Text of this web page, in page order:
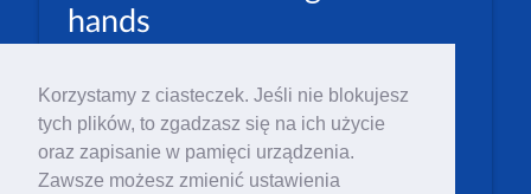
Korzystamy z ciasteczek. Jeśli nie blokujesz
tych plików, to zgadzasz się na ich użycie
oraz zapisanie w pamięci urządzenia.
Zawsze możesz zmienić ustawienia
hands
EUR: 23 1600 1462 1884 8633 6000 0004
Numer IBAN: PL23 1 600 1462 1884 8633 6000
0004
Numer BIC/SWIFT: PPABPLPK